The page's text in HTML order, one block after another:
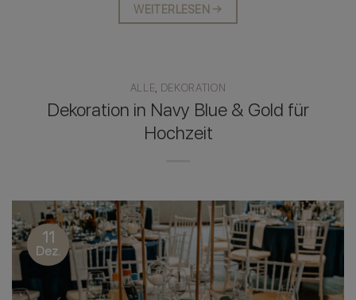
WEITERLESEN →
ALLE DEKORATION
Dekoration in Navy Blue & Gold für
Hochzeit
11
Dez.